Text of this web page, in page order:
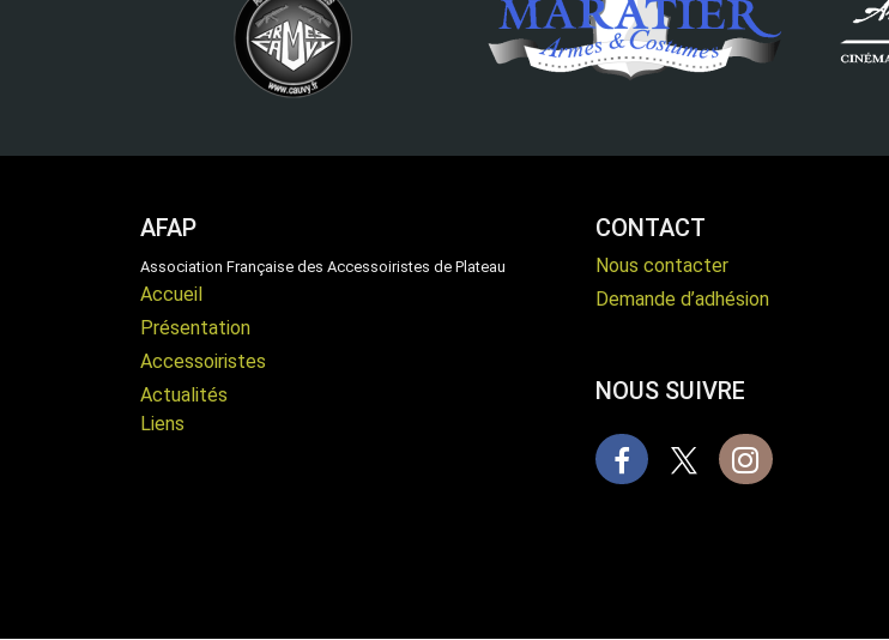
AFAP
Association Française des Accessoiristes de Plateau
Accueil
Présentation
Accessoiristes
Actualités
Liens
CONTACT
Nous contacter
Demande d’adhésion
NOUS SUIVRE